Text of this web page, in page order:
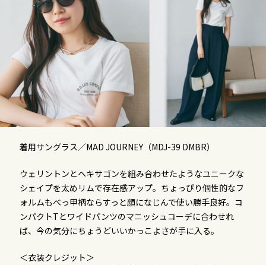
着用サングラス／MAD JOURNEY（MDJ-39 DMBR）
ウェリントンとヘキサゴンを組み合わせたようなユニークな
シェイプを太めリムで存在感アップ。ちょっぴり個性的なフ
ォルムもべっ甲柄ならすっと顔になじんで使い勝手良好。コ
ンパクトTとワイドパンツのマニッシュコーデに合わせれ
ば、今の気分にちょうどいいかっこよさが手に入る。
＜衣装クレジット＞